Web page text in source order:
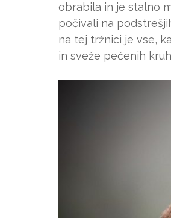
obrabila in je stalno
počivali na
na tej tržnici je vse,
in sveže pečenih